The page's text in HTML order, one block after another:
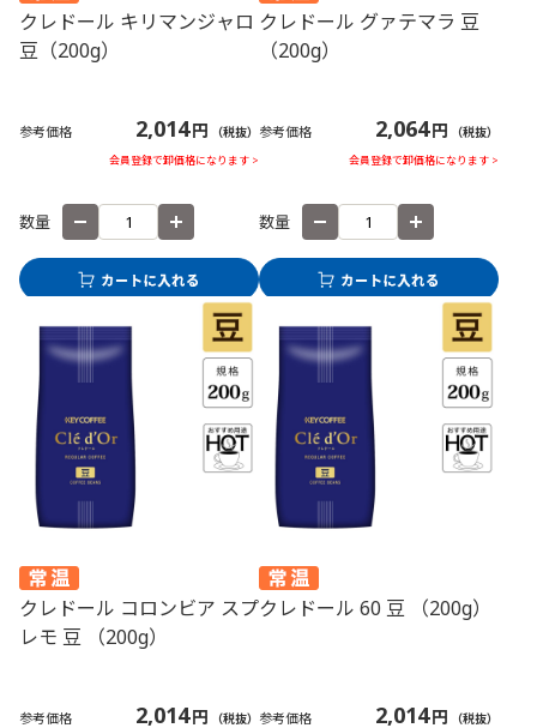
クレドール キリマンジャロ
豆（200g）
参考価格 2,014円 （税抜）
会員登録で卸価格になります >
数量
クレドール グァテマラ 豆
（200g）
参考価格 2,064円 （税抜）
会員登録で卸価格になります >
数量
クレドール コロンビア スプ
レモ 豆 （200g）
参考価格 2,014円 （税抜）
クレドール 60 豆 （200g）
参考価格 2,014円 （税抜）